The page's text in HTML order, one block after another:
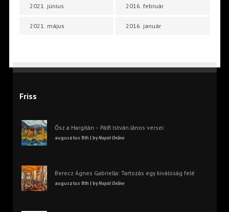
2021. június
2021. május
2016. február
2016. január
Friss
Ősz a Hargitán – Pálfi István János versei
augusztus 8th | byNapút Online
Berecz Ágnes Gabriella: Tartozás egy kiválóság felé
augusztus 8th | byNapút Online